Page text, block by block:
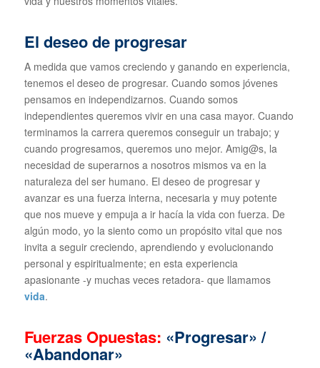
El deseo de progresar
A medida que vamos creciendo y ganando en experiencia,
tenemos el deseo de progresar. Cuando somos jóvenes
pensamos en independizarnos. Cuando somos
independientes queremos vivir en una casa mayor. Cuando
terminamos la carrera queremos conseguir un trabajo; y
cuando progresamos, queremos uno mejor. Amig@s, la
necesidad de superarnos a nosotros mismos va en la
naturaleza del ser humano. El deseo de progresar y
avanzar es una fuerza interna, necesaria y muy potente
que nos mueve y empuja a ir hacía la vida con fuerza. De
algún modo, yo la siento como un propósito vital que nos
invita a seguir creciendo, aprendiendo y evolucionando
personal y espiritualmente; en esta experiencia
apasionante -y muchas veces retadora- que llamamos
vida.
Fuerzas Opuestas: «Progresar» /
«Abandonar»